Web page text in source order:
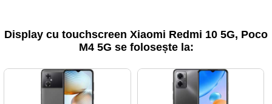
Display cu touchscreen Xiaomi Redmi 10 5G, Poco
M4 5G se folosește la: